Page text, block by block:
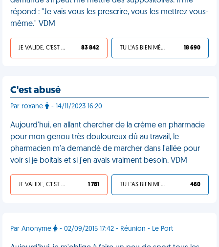
répond : "Je vais vous les prescrire, vous les mettrez vous-
même." VDM
JE VALIDE, C'EST UNE VDM 83 842 TU L'AS BIEN MÉRITÉ 18 690
C'est abusé
Par roxane - 14/11/2023 16:20
Aujourd'hui, en allant chercher de la crème en pharmacie
pour mon genou très douloureux dû au travail, le
pharmacien m'a demandé de marcher dans l'allée pour
voir si je boitais et si j'en avais vraiment besoin. VDM
JE VALIDE, C'EST UNE VDM 1 781 TU L'AS BIEN MÉRITÉ 460
Par Anonyme - 02/09/2015 17:42 - Réunion - Le Port